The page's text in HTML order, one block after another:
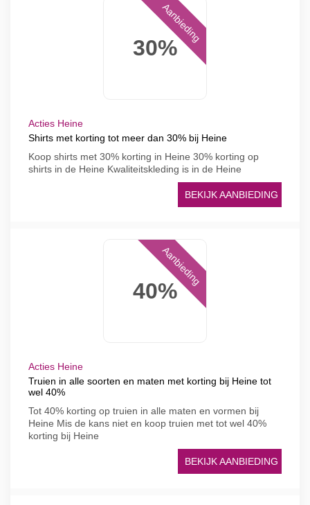
30%
Aanbieding
Acties Heine
Shirts met korting tot meer dan 30% bij Heine
Koop shirts met 30% korting in Heine 30% korting op
shirts in de Heine Kwaliteitskleding is in de Heine
BEKIJK AANBIEDING
40%
Aanbieding
Acties Heine
Truien in alle soorten en maten met korting bij Heine tot
wel 40%
Tot 40% korting op truien in alle maten en vormen bij
Heine Mis de kans niet en koop truien met tot wel 40%
korting bij Heine
BEKIJK AANBIEDING